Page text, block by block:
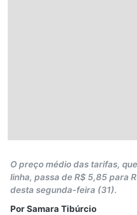
O preço médio das tarifas,
linha, passa de R$ 5,85 para
desta segunda-feira (31).
Por Samara Tibúrcio